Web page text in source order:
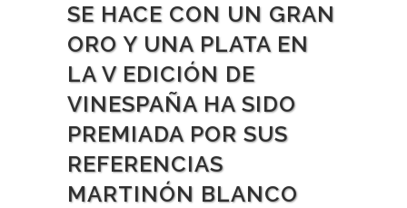
SE HACE CON UN GRAN
ORO Y UNA PLATA EN
LA V EDICIÓN DE
VINESPAÑA HA SIDO
PREMIADA POR SUS
REFERENCIAS
MARTINÓN BLANCO